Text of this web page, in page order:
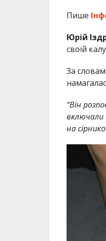
Пише
Юрій
своїй
За
“Він
включали
на